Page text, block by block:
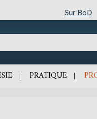
Sur BoD
PRATIQUE